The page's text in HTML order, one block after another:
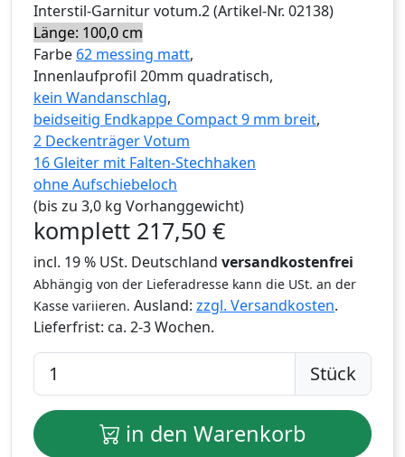
Interstil-Garniturvotum.2(Artikel-Nr. 02138)
Länge: 100,0 cm
Farbe 62 messing matt,
Innenlaufprofil 20mm quadratisch,
kein Wandanschlag,
beidseitig Endkappe Compact 9 mm breit,
2 Deckenträger Votum
16 Gleiter mit Falten-Stechhaken
ohne Aufschiebeloch
(bis zu 3,0 kg Vorhanggewicht)
komplett 217,50 €
incl. 19 % USt. Deutschland versandkostenfrei
Abhängig von der Lieferadresse kann die USt. an der
Kasse variieren. Ausland: zzgl. Versandkosten.
Lieferfrist: ca. 2-3 Wochen.
Stück
in den Warenkorb